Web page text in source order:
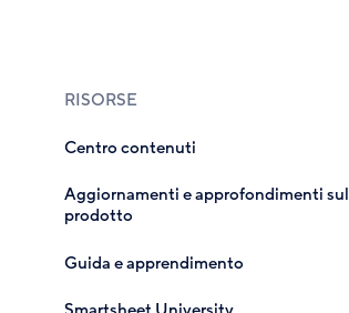
RISORSE
Centro contenuti
Aggiornamenti e approfondimenti sul
prodotto
Guida e apprendimento